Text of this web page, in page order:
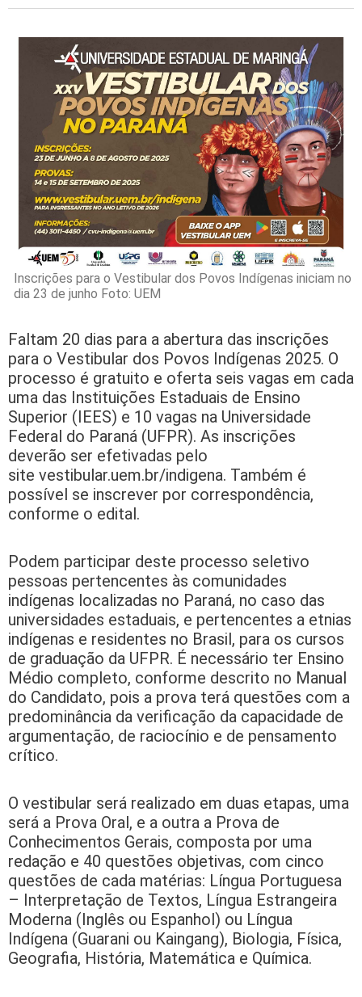
Inscrições para o Vestibular dos Povos Indígenas iniciam no
dia 23 de junho Foto: UEM
Faltam 20 dias para a abertura das inscrições
para o Vestibular dos Povos Indígenas 2025. O
processo é gratuito e oferta seis vagas em cada
uma das Instituições Estaduais de Ensino
Superior (IEES) e 10 vagas na Universidade
Federal do Paraná (UFPR). As inscrições
deverão ser efetivadas pelo
site vestibular.uem.br/indigena. Também é
possível se inscrever por correspondência,
conforme o edital.
Podem participar deste processo seletivo
pessoas pertencentes às comunidades
indígenas localizadas no Paraná, no caso das
universidades estaduais, e pertencentes a etnias
indígenas e residentes no Brasil, para os cursos
de graduação da UFPR. É necessário ter Ensino
Médio completo, conforme descrito no Manual
do Candidato, pois a prova terá questões com a
predominância da verificação da capacidade de
argumentação, de raciocínio e de pensamento
crítico.
O vestibular será realizado em duas etapas, uma
será a Prova Oral, e a outra a Prova de
Conhecimentos Gerais, composta por uma
redação e 40 questões objetivas, com cinco
questões de cada matérias: Língua Portuguesa
– Interpretação de Textos, Língua Estrangeira
Moderna (Inglês ou Espanhol) ou Língua
Indígena (Guarani ou Kaingang), Biologia, Física,
Geografia, História, Matemática e Química.